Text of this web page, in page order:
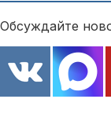
Обсуждайте